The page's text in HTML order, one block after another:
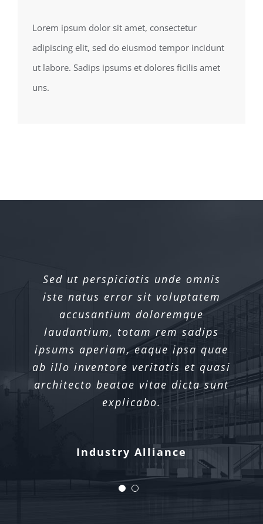
Lorem ipsum dolor sit amet, consectetur
adipiscing elit, sed do eiusmod tempor incidunt
ut labore. Sadips ipsums et dolores ficilis amet
uns.
Sed ut perspiciatis unde omnis
iste natus error sit voluptatem
accusantium doloremque
laudantium, totam rem sadips
ipsums aperiam, eaque ipsa quae
ab illo inventore veritatis et quasi
architecto beatae vitae dicta sunt
explicabo.
Industry Alliance
Sed ut perspiciatis unde omnis
iste natus error sit voluptatem
accusantium doloremque
laudantium, totam rem sadips
ipsums aperiam, eaque ipsa quae
ab illo inventore veritatis et quasi
architecto beatae vitae dicta sunt
explicabo.
Xtra Technologies